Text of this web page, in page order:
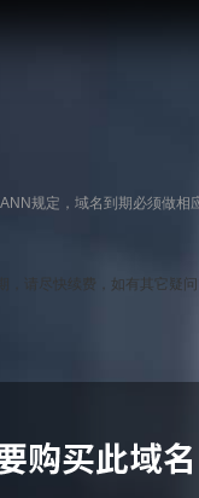
规定，域名到期必须做相
，请尽快续费，如有其它疑